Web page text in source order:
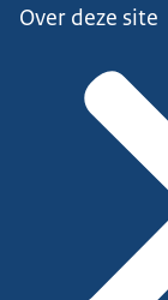
Over deze site